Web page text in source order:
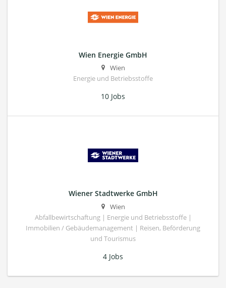
Wien Energie GmbH
Wien
Energie und Betriebsstoffe
10 Jobs
Wiener Stadtwerke GmbH
Wien
Abfallbewirtschaftung | Energie und Betriebsstoffe |
Immobilien / Gebäudemanagement | Reisen, Beförderung
und Tourismus
4 Jobs